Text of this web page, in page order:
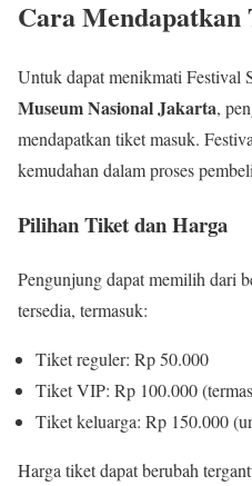
Cara
Untuk dapat menikmati Festival
Museum Nasional Jakarta,
mendapatkan tiket masuk.
kemudahan dalam proses
Pilihan Tiket dan Harga
Pengunjung dapat memilih dari
tersedia, termasuk:
Tiket reguler: Rp 50.000
Tiket VIP: Rp 100.000
Tiket keluarga: Rp 150.000
Harga tiket dapat berubah